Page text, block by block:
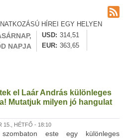
HÍREI EGY HELYEN
NAPJA
USD
314,51
EUR
363,65
el Laár András különleges
Mutatjuk milyen jó hangulat
15., HÉTFŐ - 18:10
szombaton este egy különleges